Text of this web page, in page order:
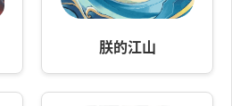
朕的江山